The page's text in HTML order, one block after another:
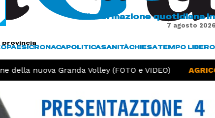
provincia
L'informazione quotidiana
7 agosto 2026
PAESICRONACAPOLITICASANITÀCHIESATEMPO LIBERO
nuova Granda Volley (FOTO e VIDEO)